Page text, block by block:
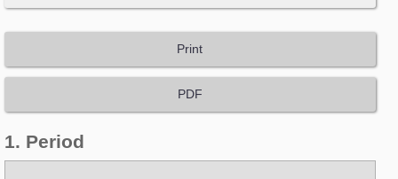
1. Period